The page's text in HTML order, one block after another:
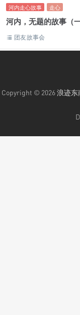
河内走心故事 走心
河内，无题的故事（一
团友故事会
Copyright © 2026浪迹东